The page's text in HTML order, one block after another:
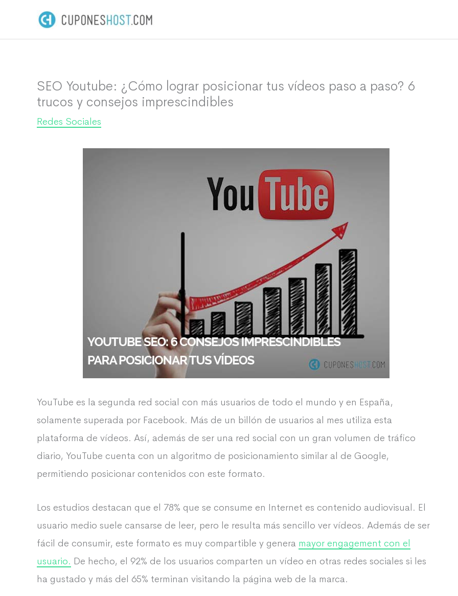
SEO Youtube: ¿Cómo lograr posicionar tus vídeos paso a paso? 6
trucos y consejos imprescindibles
Redes Sociales
YouTube es la segunda red social con más usuarios de todo el mundo y en España,
solamente superada por Facebook. Más de un billón de usuarios al mes utiliza esta
plataforma de vídeos. Así, además de ser una red social con un gran volumen de tráfico
diario, YouTube cuenta con un algoritmo de posicionamiento similar al de Google,
permitiendo posicionar contenidos con este formato.
Los estudios destacan que el 78% que se consume en Internet es contenido audiovisual. El
usuario medio suele cansarse de leer, pero le resulta más sencillo ver vídeos. Además de ser
fácil de consumir, este formato es muy compartible y genera mayor engagement con el
usuario. De hecho, el 92% de los usuarios comparten un vídeo en otras redes sociales si les
ha gustado y más del 65% terminan visitando la página web de la marca.